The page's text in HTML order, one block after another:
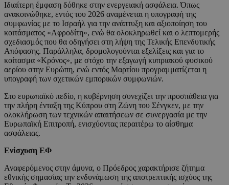
Ιδιαίτερη έμφαση δόθηκε στην ενεργειακή ασφάλεια. Όπως
ανακοινώθηκε, εντός του 2026 αναμένεται η υπογραφή της
συμφωνίας με το Ισραήλ για την ανάπτυξη και αξιοποίηση του
κοιτάσματος «Αφροδίτη», ενώ θα ολοκληρωθεί και ο λεπτομερής
σχεδιασμός που θα οδηγήσει στη λήψη της Τελικής Επενδυτικής
Απόφασης. Παράλληλα, δρομολογούνται εξελίξεις και για το
κοίτασμα «Κρόνος», με στόχο την εξαγωγή κυπριακού φυσικού
αερίου στην Ευρώπη, ενώ εντός Μαρτίου προγραμματίζεται η
υπογραφή των σχετικών εμπορικών συμφωνιών.
Στο ευρωπαϊκό πεδίο, η κυβέρνηση συνεχίζει την προσπάθεια για
την πλήρη ένταξη της Κύπρου στη Ζώνη του Σένγκεν, με την
ολοκλήρωση των τεχνικών απαιτήσεων σε συνεργασία με την
Ευρωπαϊκή Επιτροπή, ενισχύοντας περαιτέρω το αίσθημα
ασφάλειας.
Ενίσχυση ΕΦ
Αναφερόμενος στην άμυνα, ο Πρόεδρος χαρακτήρισε ζήτημα
εθνικής σημασίας την ενδυνάμωση της αποτρεπτικής ισχύος της